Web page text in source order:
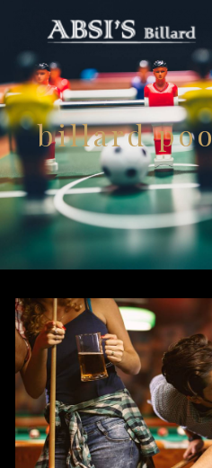
billard